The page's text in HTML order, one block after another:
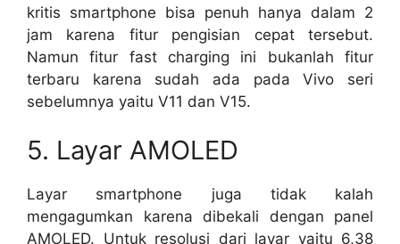
kritis smartphone bisa penuh hanya dalam 2
jam karena fitur pengisian cepat tersebut.
Namun fitur fast charging ini bukanlah fitur
terbaru karena sudah ada pada Vivo seri
sebelumnya yaitu V11 dan V15.
5. Layar AMOLED
Layar smartphone juga tidak kalah
mengagumkan karena dibekali dengan panel
AMOLED. Untuk resolusi dari layar yaitu 6,38